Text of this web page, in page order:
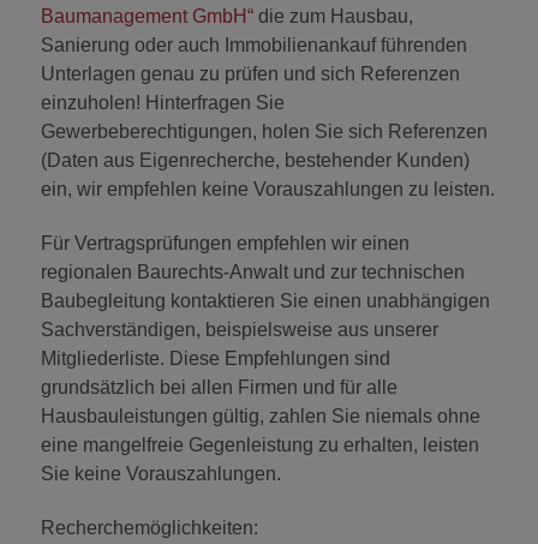
Baumanagement GmbH“ die zum Hausbau,
Sanierung oder auch Immobilienankauf führenden
Unterlagen genau zu prüfen und sich Referenzen
einzuholen! Hinterfragen Sie
Gewerbeberechtigungen, holen Sie sich Referenzen
(Daten aus Eigenrecherche, bestehender Kunden)
ein, wir empfehlen keine Vorauszahlungen zu leisten.
Für Vertragsprüfungen empfehlen wir einen
regionalen Baurechts-Anwalt und zur technischen
Baubegleitung kontaktieren Sie einen unabhängigen
Sachverständigen, beispielsweise aus unserer
Mitgliederliste. Diese Empfehlungen sind
grundsätzlich bei allen Firmen und für alle
Hausbauleistungen gültig, zahlen Sie niemals ohne
eine mangelfreie Gegenleistung zu erhalten, leisten
Sie keine Vorauszahlungen.
Recherchemöglichkeiten: